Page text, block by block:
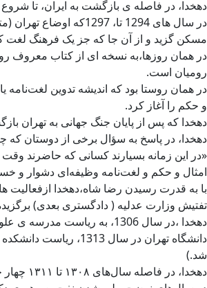
دهخدا، در فاصله ی بازگشت به ایران، تا
در سال های 1294 تا،
مسکن گزید و از آن جا که جز یک فرهنگ لغت
در همان روزها،به نسخه ای از کتاب معروف
رومیان است.
در همان‌ روستا بود که اندیشه تدوین
و حکم را آغاز کرد.
دهخدا که پس از پایان جنگ جهانی به تهران بازگشته بود، از
دهخدا، در پاسخ به سؤال برخی از دوستان
«در این زمانه بسیارند کسانی که حاضرند
امثال و حکم و لغت‌نامه وظیفه‌ای دشوار و
با به قدرت رسیدن رضا شاه،دهخدا
تفتیش وزارت عدلیه ( دادگستری بعدی)
شد.)
دهخدا، در فاصله سال‌های ‌۱۳۰۸ تا ‌۱۳۱۱ چهار جلد «امثال و حکم» را تمام کرد، که از سوی وزارت فرهنگ وقت به چاپ رسید.اولین جلد لغت‌نامه‌ نیز در سال ‌۱۳۱۸ منتشر شد.